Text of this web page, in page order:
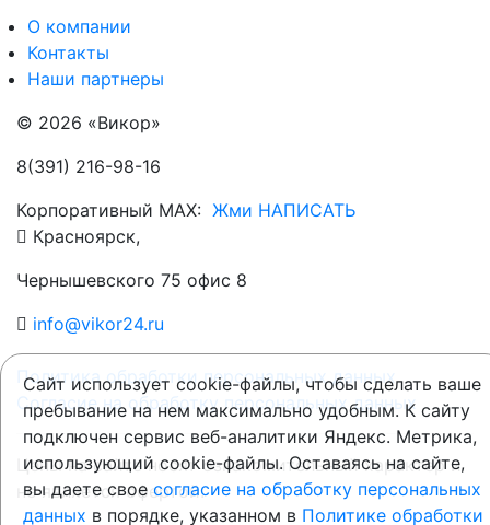
О компании
Контакты
Наши партнеры
© 2026 «Викор»
8(391) 216-98-16
Корпоративный MAX: Жми НАПИСАТЬ
Красноярск,
Чернышевского 75 офис 8
info@vikor24.ru
Политика обработки персональных данных
Согласие на обработку персональных данных
Цены на сайте носят ознакомительный характер и
не является офертой.
Сайт использует cookie-файлы, чтобы сделать ваше
пребывание на нем максимально удобным. К cайту
подключен сервис веб-аналитики Яндекс. Метрика,
использующий cookie-файлы. Оставаясь на сайте,
вы даете свое согласие на обработку персональных
данных в порядке, указанном в Политике обработки